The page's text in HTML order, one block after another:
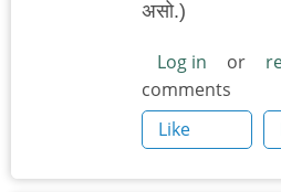
असो.)
Log in or
comments
Like